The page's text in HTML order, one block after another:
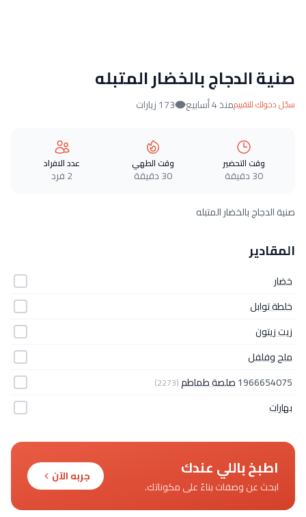
صنية الدجاج بالخضار المتبله
سجّل دخولك للتقييممنذ 4 أسابيع 173 زيارات
وقت التحضير
30 دقيقة
وقت الطهي
30 دقيقة
عدد الافراد
2 فرد
صنية الدجاج بالخضار المتبله
المقادير
خضار
خلطة توابل
زيت زيتون
ملح وفلفل
1966654075صلصة طماطم(2273)
بهارات
اطبخ باللي عندك
ابحث عن وصفات بناءً على مكوناتك.
جربه الآن